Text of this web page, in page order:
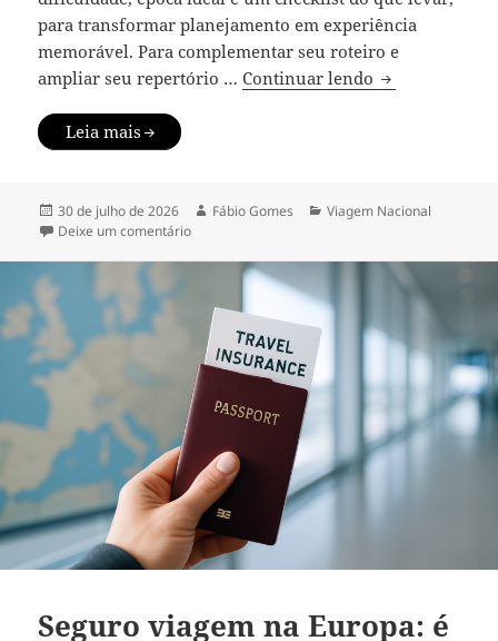
para transformar planejamento em experiência
memorável. Para complementar seu roteiro e
ampliar seu repertório …Continuar lendo Melhores
Leia mais
Publicado
em
30 de julho de 2026 Autor
Fábio Gomes Categorias
Viagem Nacional
Deixe um comentárioem Melhores trilhas do Brasil: guia por região e
Seguro viagem na Europa: é